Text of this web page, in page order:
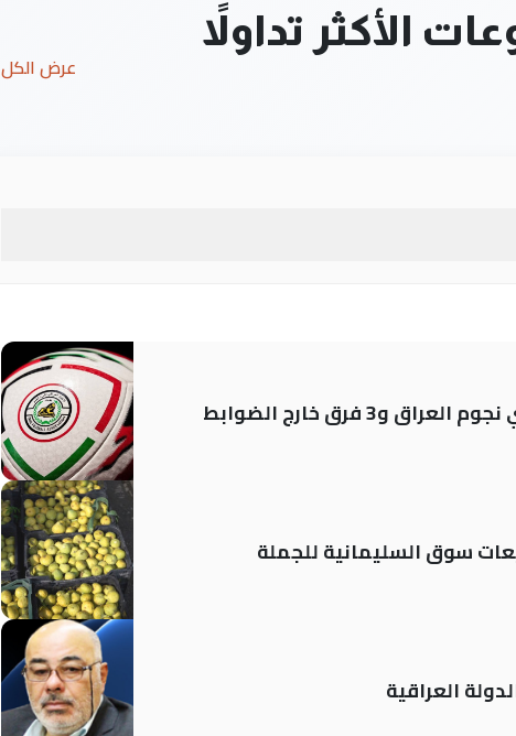
الأكثر تداولاً
عرض الكل
سوق السليمانية للجملة
العراقية